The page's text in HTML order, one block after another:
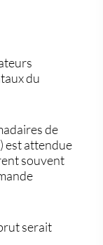
du
de
est attendue
souvent
serait